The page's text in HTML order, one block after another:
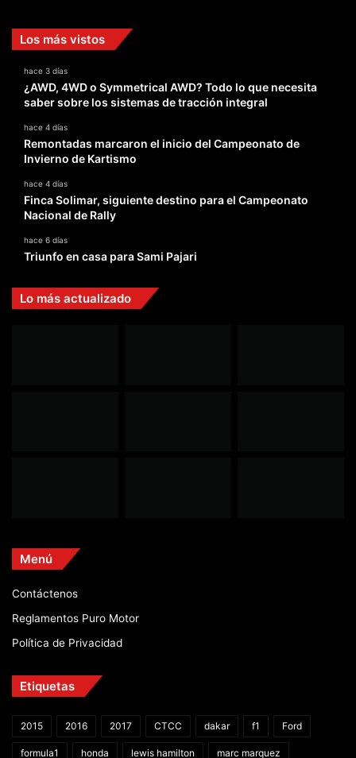
Los más vistos
hace 3 días
¿AWD, 4WD o Symmetrical AWD? Todo lo que necesita
saber sobre los sistemas de tracción integral
hace 4 días
Remontadas marcaron el inicio del Campeonato de
Invierno de Kartismo
hace 4 días
Finca Solimar, siguiente destino para el Campeonato
Nacional de Rally
hace 6 días
Triunfo en casa para Sami Pajari
Lo más actualizado
Menú
Contáctenos
Reglamentos Puro Motor
Política de Privacidad
Etiquetas
2015 2016 2017 CTCC dakar f1 Ford
formula1 honda lewis hamilton marc marquez